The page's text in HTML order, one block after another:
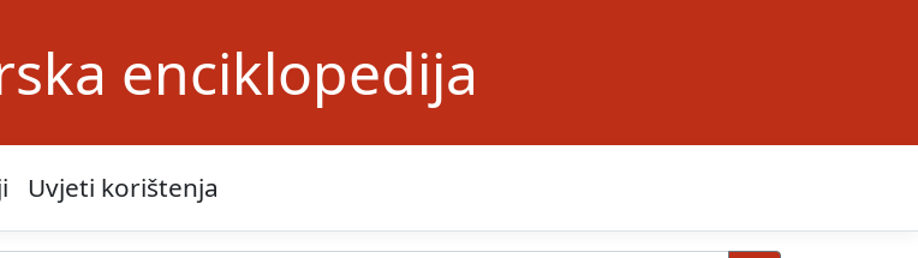
enciklopedija
Uvjeti korištenja